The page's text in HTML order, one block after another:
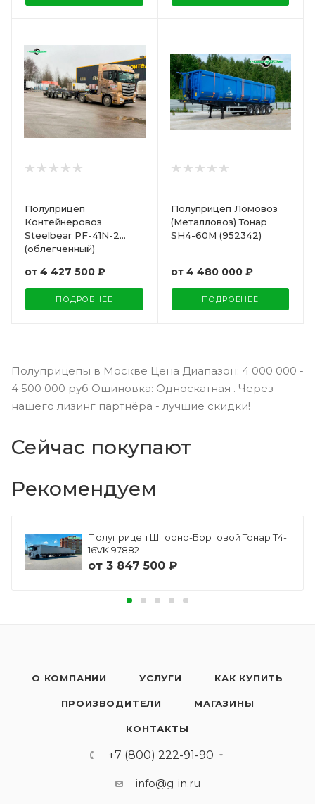
Полуприцеп
Контейнеровоз
Steelbear PF-41N-2
(облегчённый)
от 4 427 500 ₽
ПОДРОБНЕЕ
Полуприцеп Ломовоз
(Металловоз) Тонар
SH4-60M (952342)
от 4 480 000 ₽
ПОДРОБНЕЕ
Полуприцепы в Москве Цена Диапазон: 4 000 000 -
4 500 000 руб Ошиновка: Односкатная . Через
нашего лизинг партнёра - лучшие скидки!
Сейчас покупают
Рекомендуем
Полуприцеп Шторно-Бортовой Тонар Т4-
16VK 97882
от 3 847 500 ₽
О КОМПАНИИ УСЛУГИ КАК КУПИТЬ
ПРОИЗВОДИТЕЛИ МАГАЗИНЫ
КОНТАКТЫ
+7 (800) 222-91-90
info@g-in.ru